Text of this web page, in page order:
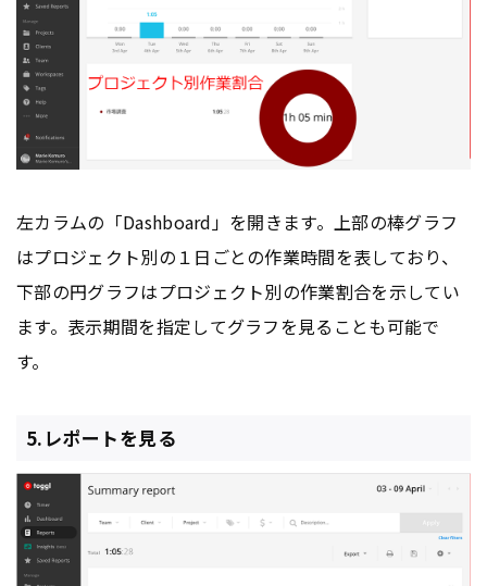
左カラムの「Dashboard」を開きます。上部の棒グラフ
はプロジェクト別の１日ごとの作業時間を表しており、
下部の円グラフはプロジェクト別の作業割合を示してい
ます。表示期間を指定してグラフを見ることも可能で
す。
5.レポートを見る